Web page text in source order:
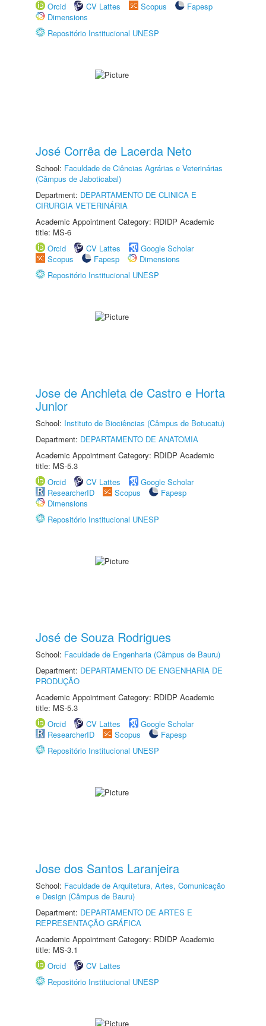
Orcid
CV Lattes Scopus
Fapesp
Dimensions
Repositório Institucional UNESP
José Corrêa de Lacerda Neto
School: Faculdade de Ciências Agrárias e Veterinárias
(Câmpus de Jaboticabal)
Department: DEPARTAMENTO DE CLINICA E
CIRURGIA VETERINÁRIA
Academic Appointment Category: RDIDP Academic
title: MS-6
Orcid
CV Lattes
Google Scholar
Scopus
Fapesp
Dimensions
Repositório Institucional UNESP
Jose de Anchieta de Castro e Horta
Junior
School: Instituto de Biociências (Câmpus de Botucatu)
Department: DEPARTAMENTO DE ANATOMIA
Academic Appointment Category: RDIDP Academic
title: MS-5.3
Orcid
CV Lattes
Google Scholar
ResearcherID
Scopus
Fapesp
Dimensions
Repositório Institucional UNESP
José de Souza Rodrigues
School: Faculdade de Engenharia (Câmpus de Bauru)
Department: DEPARTAMENTO DE ENGENHARIA DE
PRODUÇÃO
Academic Appointment Category: RDIDP Academic
title: MS-5.3
Orcid
CV Lattes
Google Scholar
ResearcherID
Scopus
Fapesp
Repositório Institucional UNESP
Jose dos Santos Laranjeira
School: Faculdade de Arquitetura, Artes, Comunicação
e Design (Câmpus de Bauru)
Department: DEPARTAMENTO DE ARTES E
REPRESENTAÇÃO GRÁFICA
Academic Appointment Category: RDIDP Academic
title: MS-3.1
Orcid
CV Lattes
Repositório Institucional UNESP